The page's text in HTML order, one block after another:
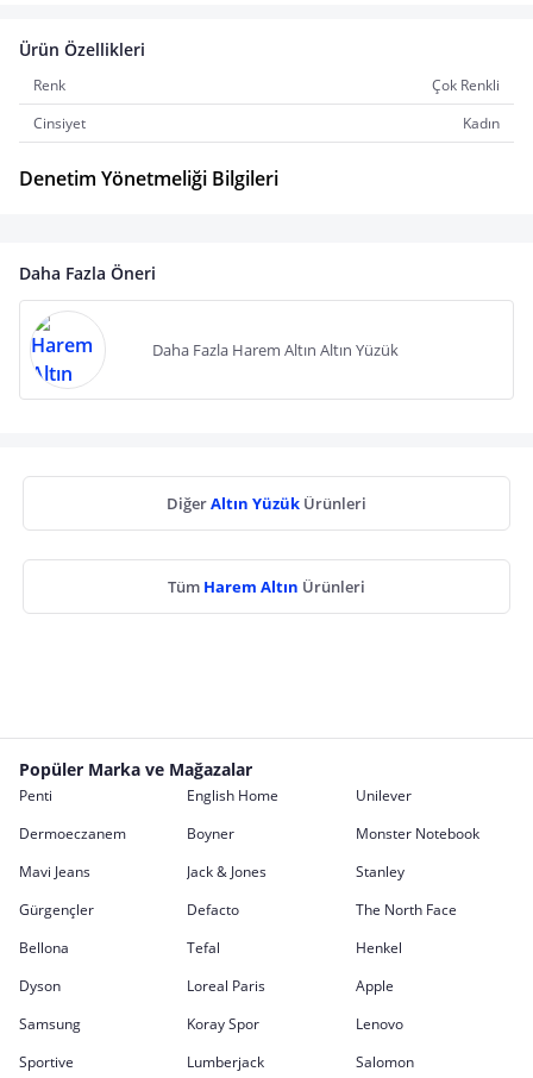
Ürün Özellikleri
Renk
Çok Renkli
Cinsiyet
Kadın
Denetim Yönetmeliği Bilgileri
Daha Fazla Öneri
Daha Fazla Harem Altın Altın Yüzük
DiğerAltın Yüzük Ürünleri
Tüm Harem Altın Ürünleri
Popüler Marka ve Mağazalar
Penti English Home
Unilever
Dermoeczanem
Boyner
Monster Notebook
Mavi Jeans
Jack & Jones
Stanley
Gürgençler
Defacto
The North Face
Bellona
Tefal
Henkel
Dyson
Loreal Paris
Apple
Samsung
Koray Spor
Lenovo
Sportive
Lumberjack Salomon